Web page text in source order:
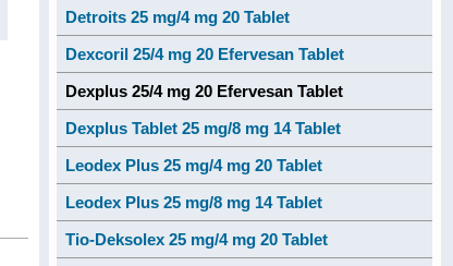
Detroits 25 mg/4 mg 20 Tablet
Dexcoril 25/4 mg 20 Efervesan Tablet
Dexplus 25/4 mg 20 Efervesan Tablet
Dexplus Tablet 25 mg/8 mg 14 Tablet
Leodex Plus 25 mg/4 mg 20 Tablet
Leodex Plus 25 mg/8 mg 14 Tablet
Tio-Deksolex 25 mg/4 mg 20 Tablet